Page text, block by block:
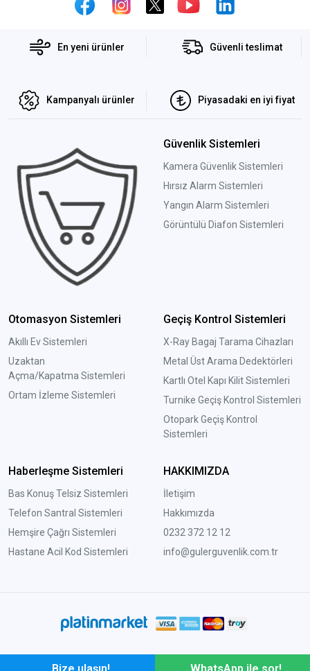
En yeni ürünler Güvenli teslimat
Kampanyalı ürünler Piyasadaki en iyi fiyat
Güvenlik Sistemleri
Kamera Güvenlik Sistemleri
Hırsız Alarm Sistemleri
Yangın Alarm Sistemleri
Görüntülü Diafon Sistemleri
Otomasyon Sistemleri
Akıllı Ev Sistemleri
Uzaktan
Açma/Kapatma Sistemleri
Ortam İzleme Sistemleri
Geçiş Kontrol Sistemleri
X-Ray Bagaj Tarama Cihazları
Metal Üst Arama Dedektörleri
Kartlı Otel Kapı Kilit Sistemleri
Turnike Geçiş Kontrol Sistemleri
Otopark Geçiş Kontrol
Sistemleri
Haberleşme Sistemleri
Bas Konuş Telsiz Sistemleri
Telefon Santral Sistemleri
Hemşire Çağrı Sistemleri
Hastane Acil Kod Sistemleri
HAKKIMIZDA
İletişim
Hakkımızda
0232 372 12 12
info@gulerguvenlik.com.tr